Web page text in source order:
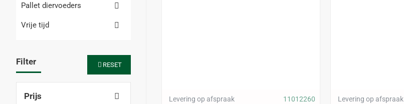
Pallet diervoeders
Vrije tijd
Filter RESET
Prijs Levering op afspraak 11012260 Levering op afspraak